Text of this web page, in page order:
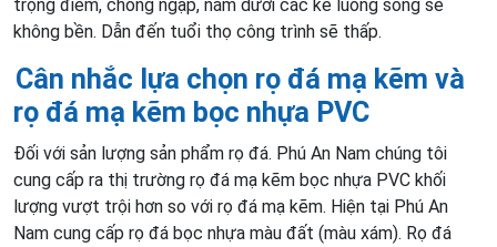
trọng điểm, chống ngập, nằm dưới các kè luồng sông sẽ
không bền. Dẫn đến tuổi thọ công trình sẽ thấp.
Cân nhắc lựa chọn rọ đá mạ kẽm và
rọ đá mạ kẽm bọc nhựa PVC
Đối với sản lượng sản phẩm rọ đá. Phú An Nam chúng tôi
cung cấp ra thị trường rọ đá mạ kẽm bọc nhựa PVC khối
lượng vượt trội hơn so với rọ đá mạ kẽm. Hiện tại Phú An
Nam cung cấp rọ đá bọc nhựa màu đất (màu xám). Rọ đá